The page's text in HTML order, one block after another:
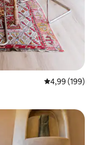
Gemiddelde
4,99 (199)